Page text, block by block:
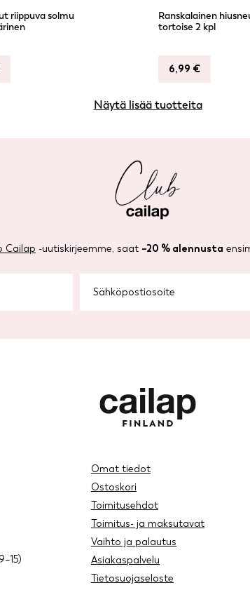
riippuva solmu
Ranskalainen
tortoise 2 kpl
6,99 €
Näytä lisää tuotteita
Cailap -uutiskirjeemme, saat –20 % alennusta
Omat tiedot
Ostoskori
Toimitusehdot
Toimitus- ja maksutavat
Vaihto ja palautus
Asiakaspalvelu
Tietosuojaseloste